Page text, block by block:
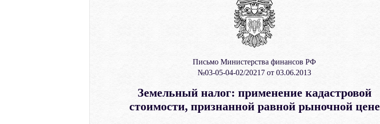
Письмо Министерства финансов РФ
№03-05-04-02/20217 от 03.06.2013
Земельный налог: применение кадастровой
стоимости, признанной равной рыночной цене